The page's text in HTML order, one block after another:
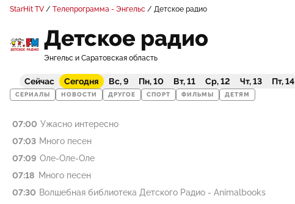
StarHit TV Телепрограмма - Энгельс Детское радио
Детское радио
Энгельс и Саратовская область
Сейчас Сегодня Вс, 9 Пн, 10 Вт, 11 Ср, 12 Чт, 13 Пт, 14
СЕРИАЛЫ НОВОСТИ ДРУГОЕ СПОРТ ФИЛЬМЫ ДЕТЯМ
07:00 Ужасно интересно
07:03 Много песен
07:09 Оле-Оле-Оле
07:18 Много песен
07:30 Волшебная библиотека Детского Радио - Animalbooks